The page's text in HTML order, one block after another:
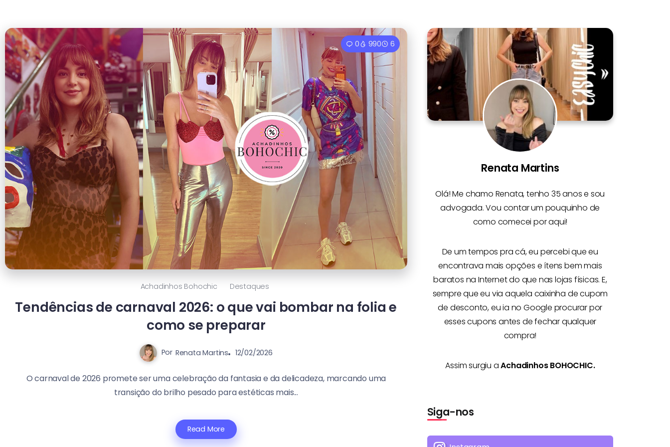
0 990 6
Achadinhos Bohochic Destaques
Tendências de carnaval 2026: o que vai bombar na folia e
como se preparar
Por Renata Martins 12/02/2026
O carnaval de 2026 promete ser uma celebração da fantasia e da delicadeza, marcando uma
transição do brilho pesado para estéticas mais...
Read More
Renata Martins
Olá! Me chamo Renata, tenho 35 anos e sou
advogada. Vou contar um pouquinho de
como comecei por aqui!
De um tempos pra cá, eu percebi que eu
encontrava mais opções eítens bem mais
baratos na Internetdo que nas lojas físicas. E,
sempre que eu via aquela caixinha de cupom
de desconto, eu ia no Google procurar por
esses cupons antes de fechar qualquer
compra!
Assim surgiu aAchadinhos BOHOCHIC.
Siga-nos